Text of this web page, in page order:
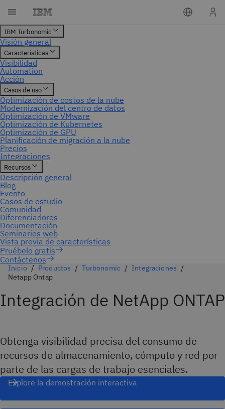
Contáctenos
Inicio Productos Turbonomic
Integraciones
Netapp Ontap
Integración de NetApp ONTAP
Obtenga visibilidad precisa del consumo de
recursos de almacenamiento, cómputo y red por
parte de las cargas de trabajo esenciales.
Explore la demostración interactiva